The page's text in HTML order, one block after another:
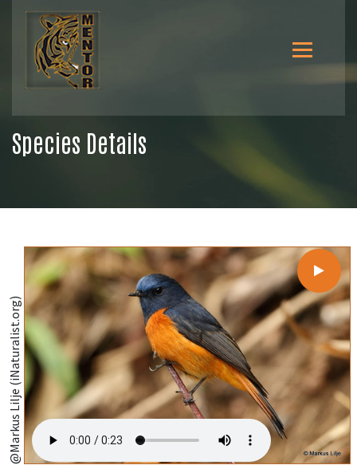
Species Details
@Markus Lilje (iNaturalist.org)